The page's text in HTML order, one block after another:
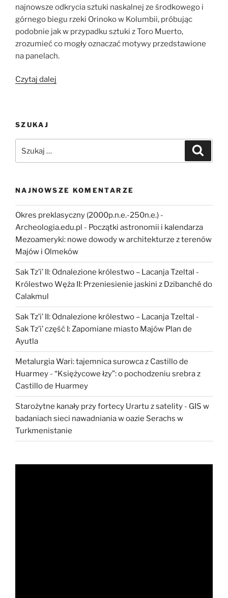
najnowsze odkrycia sztuki naskalnej ze środkowego i
górnego biegu rzeki Orinoko w Kolumbii, próbując
podobnie jak w przypadku sztuki z Toro Muerto,
zrozumieć co mogły oznaczać motywy przedstawione
na panelach.
Czytaj dalej
sztuki
z
SZUKAJ
NAJNOWSZE KOMENTARZE
Okres preklasyczny (2000p.n.e.-250n.e.) -
Archeologia.edu.pl - Początki astronomii i kalendarza
Mezoameryki: nowe dowody w architekturze z terenów
Majów i Olmeków
Sak Tz’i’ II: Odnalezione królestwo – Lacanja Tzeltal -
Królestwo Węża II: Przeniesienie jaskini z Dzibanché do
Calakmul
Sak Tz’i’ II: Odnalezione królestwo – Lacanja Tzeltal -
Sak Tz’i’ część I: Zapomiane miasto Majów Plan de
Ayutla
Metalurgia Wari: tajemnica surowca z Castillo de
Huarmey - “Księżycowe łzy”: o pochodzeniu srebra z
Castillo de Huarmey
Starożytne kanały przy fortecy Urartu z satelity - GIS w
badaniach sieci nawadniania w oazie Serachs w
Turkmenistanie